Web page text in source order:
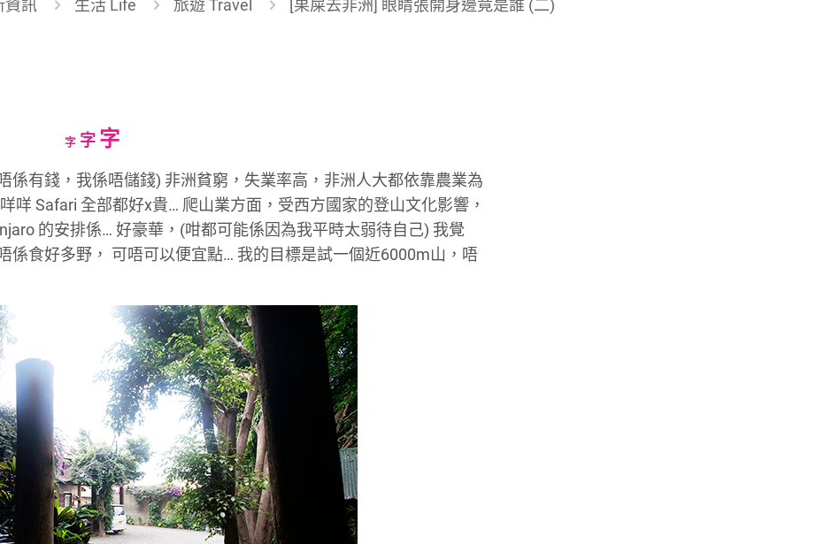
資訊 生活 Life 旅遊 Travel [果屎去非洲] 眼睛張開身邊竟是誰 (二)
字Decrease
size.
字Reset
size.
字Increase
size.
係有錢，我係唔儲錢) 非洲貧窮，失業率高，非洲人大都依靠農業為
咩 Safari 全部都好x貴… 爬山業方面，受西方國家的登山文化影響，
的安排係… 好豪華，(咁都可能係因為我平時太弱待自己) 我覺
係食好多野， 可唔可以便宜點… 我的目標是試一個近6000m山，唔